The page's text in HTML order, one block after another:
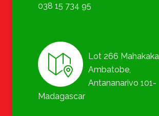
038 15 734 95
Lot 266 Mahakaka
Ambatobe,
Antananarivo 101-
Madagascar